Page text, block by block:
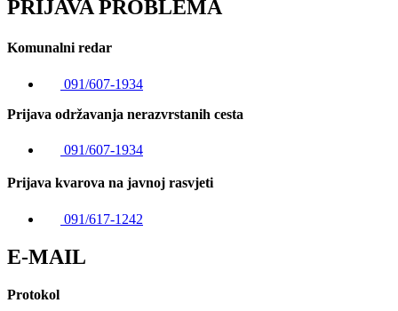
PRIJAVA PROBLEMA
Komunalni redar
091/607-1934
Prijava održavanja nerazvrstanih cesta
091/607-1934
Prijava kvarova na javnoj rasvjeti
091/617-1242
E-MAIL
Protokol